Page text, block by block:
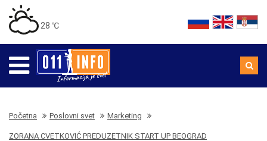
28 ℃
Početna Poslovni svet Marketing
ZORANA CVETKOVIĆ PREDUZETNIK START UP BEOGRAD